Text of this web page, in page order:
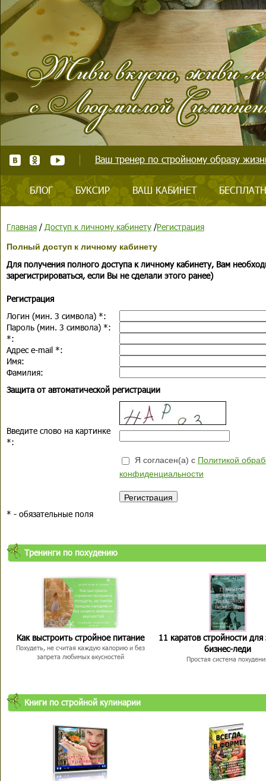
Ваш тренер по стройному образу
БЛОГ БУКСИР ВАШ КАБИНЕТ
Главная / Доступ к личному кабинету /Регистрация
Полный доступ к личному кабинету
Для получения полного доступа к личному кабинету, Вам
зарегистрироваться, если Вы не сделали этого ранее)
Регистрация
Логин (мин. 3 символа) *:
Пароль (мин. 3 символа) *:
*:
Адрес e-mail *:
Имя:
Фамилия:
Защита от автоматической регистрации
Введите слово на картинке
*:
Я согласен(а) с Политикой
конфиденциальности
* - обязательные поля
Тренинги по похудению
Как выстроить стройное питание
Похудеть, не считая каждую калорию и без
запрета любимых вкусностей
11 каратов стройности для
бизнес-леди
Простая система
Книги по стройной кулинарии